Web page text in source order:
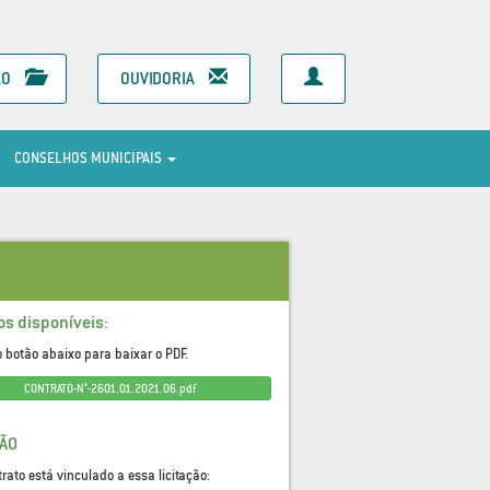
OUVIDORIA
CONSELHOS MUNICIPAIS
disponíveis:
botão abaixo para baixar o PDF.
CONTRATO-N°-2601.01.2021.06.pdf
está vinculado a essa licitação: